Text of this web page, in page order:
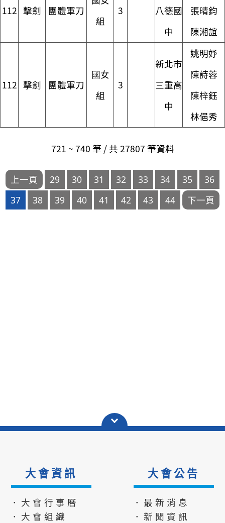
112 擊劍 團體軍刀
組
3
八德國
中
張晴鈞
陳湘誼
112 擊劍 團體軍刀
國女
組
3
新北市
三重高
中
姚明妤
陳詩蓉
陳梓鈺
林俋秀
721 ~ 740 筆 / 共 27807 筆資料
大會資訊
．大會行事曆
．大會組織
大會公告
．最新消息
．新聞資訊